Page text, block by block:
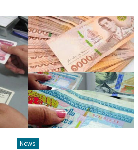
ပိုင်း
ပြည်တွင်
ရွှေ
စျေး
များ
(မေလ
၂၅
ရက်၊
တနင်္ဂနွ
News